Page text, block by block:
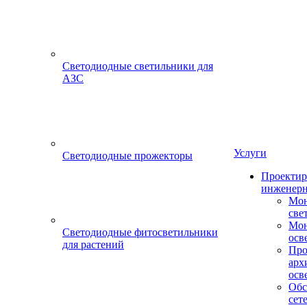
Светодиодные светильники для
АЗС
Светодиодные прожекторы
Светодиодные фитосветильники
для растений
Услуги